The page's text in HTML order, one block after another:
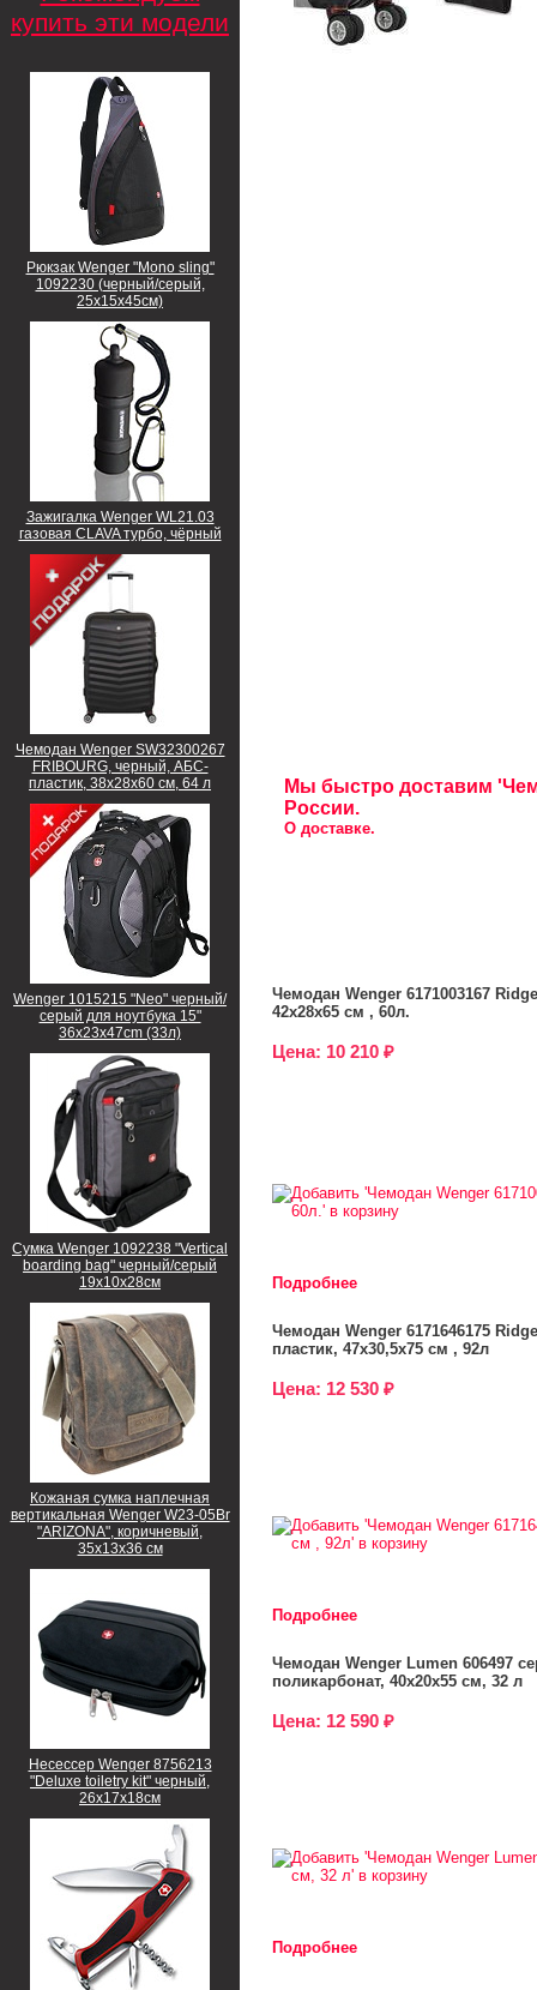
купить эти модели
Рюкзак Wenger "Mono sling"
1092230 (черный/серый,
25х15х45см)
Зажигалка Wenger WL21.03
газовая CLAVA турбо, чёрный
Чемодан Wenger SW32300267
FRIBOURG, черный, АБС-
пластик, 38x28x60 см, 64 л
Wenger 1015215 "Neo" черный/
серый для ноутбука 15"
36x23x47cm (33л)
Сумка Wenger 1092238 "Vertical
boarding bag" черный/серый
19х10х28см
Кожаная сумка наплечная
вертикальная Wenger W23-05Br
"ARIZONA", коричневый,
35х13х36 см
Несессер Wenger 8756213
"Deluxe toiletry kit" черный,
26х17х18см
Мы быстро доставим
России.
О доставке.
Чемодан Wenger 6171003167
42х28х65 см , 60л.
Цена: 10 210 ₽
Подробнее
Чемодан Wenger 6171646175
пластик, 47х30,5х75 см , 92л
Цена: 12 530 ₽
Подробнее
Чемодан Wenger Lumen 606497
поликарбонат, 40х20х55 см, 32 л
Цена: 12 590 ₽
Подробнее